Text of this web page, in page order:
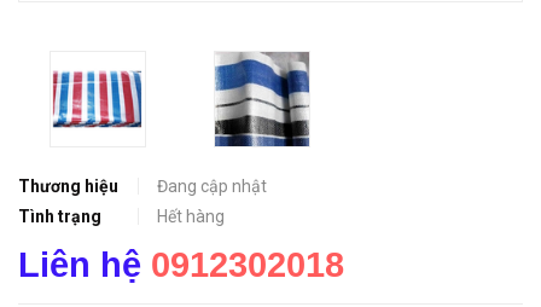
Thương hiệu
Đang cập nhật
Tình trạng
Hết hàng
Liên hệ 0912302018